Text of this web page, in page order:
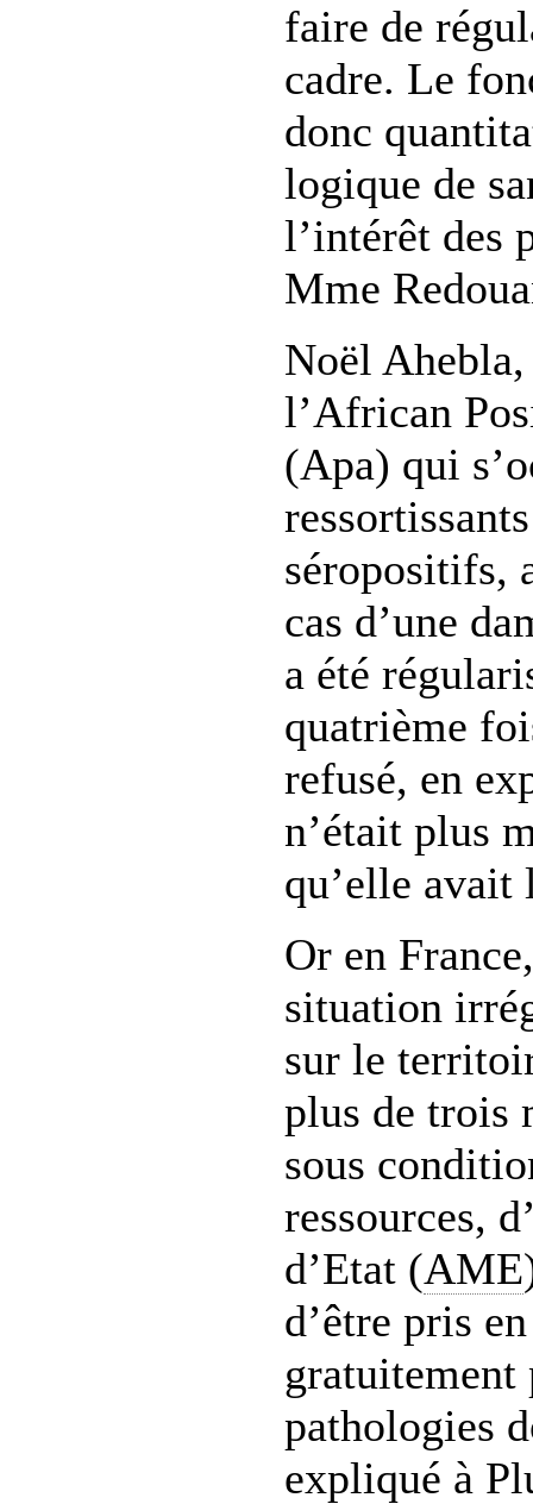
faire de
cadre. Le
donc
logique de
l’intérêt des
Mme
Noël
l’African
(Apa) qui
séropositifs,
cas d’une
a été
quatrième
refusé, en
n’était plus
qu’elle
Or en
situation
sur le
plus de trois
sous
ressources,
d’Etat (AME
d’être pris
gratuitement
pathologies
expliqué à